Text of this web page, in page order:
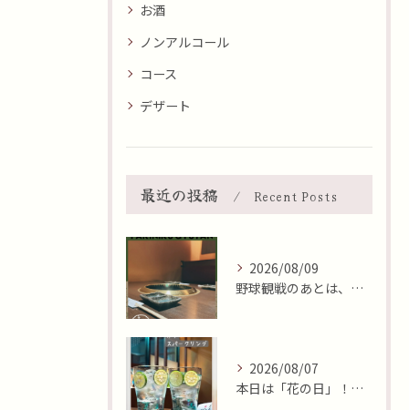
お酒
ノンアルコール
コース
デザート
最近の投稿 Recent Posts
2026/08/09
野球観戦のあとは、集いのひととき😊
2026/08/07
本日は「花の日」！そんな日に、焼肉 牛炭の桜ユッケで華やかに...